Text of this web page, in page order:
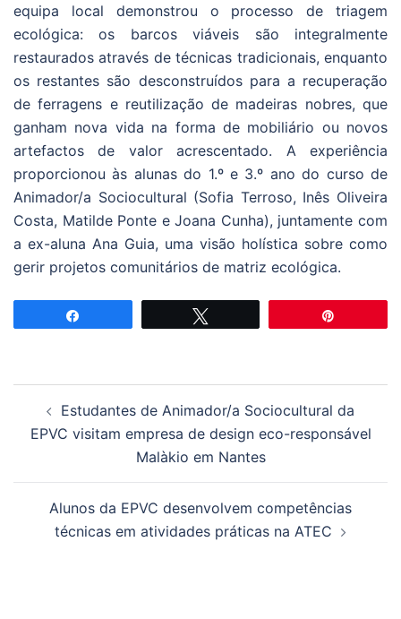
equipa local demonstrou o processo de triagem
ecológica: os barcos viáveis são integralmente
restaurados através de técnicas tradicionais, enquanto
os restantes são desconstruídos para a recuperação
de ferragens e reutilização de madeiras nobres, que
ganham nova vida na forma de mobiliário ou novos
artefactos de valor acrescentado. A experiência
proporcionou às alunas do 1.º e 3.º ano do curso de
Animador/a Sociocultural (Sofia Terroso, Inês Oliveira
Costa, Matilde Ponte e Joana Cunha), juntamente com
a ex-aluna Ana Guia, uma visão holística sobre como
gerir projetos comunitários de matriz ecológica.
artigos
Estudantes de Animador/a Sociocultural da
EPVC visitam empresa de design eco-responsável
Malàkio em Nantes
Alunos da EPVC desenvolvem competências
técnicas em atividades práticas na ATEC